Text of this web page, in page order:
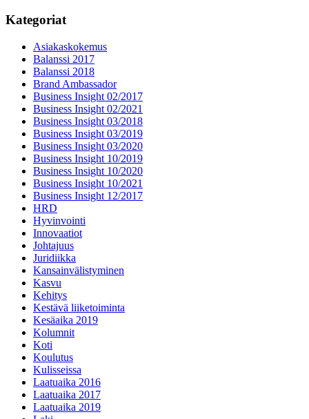
Kategoriat
Asiakaskokemus
Balanssi 2017
Balanssi 2018
Brand Ambassador
Business Insight 02/2017
Business Insight 02/2021
Business Insight 03/2018
Business Insight 03/2019
Business Insight 03/2020
Business Insight 10/2019
Business Insight 10/2020
Business Insight 10/2021
Business Insight 12/2017
HRD
Hyvinvointi
Innovaatiot
Johtajuus
Juridiikka
Kansainvälistyminen
Kasvu
Kehitys
Kestävä liiketoiminta
Kesäaika 2019
Kolumnit
Koti
Koulutus
Kulisseissa
Laatuaika 2016
Laatuaika 2017
Laatuaika 2019